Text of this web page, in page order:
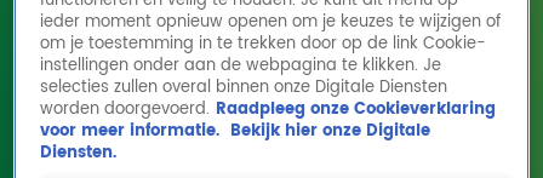
HomeOnline Radio LuisterenActiesShowsAlle zenders
Roddels op de wc? Gijs luisterde per ongeluk
Gidi Markuszower af!
4 mrt 2026, 11:52
ieder moment opnieuw openen om je keuzes te wijzigen of
om je toestemming in te trekken door op de link Cookie-
instellingen onder aan de webpagina te klikken. Je
selecties zullen overal binnen onze Digitale Diensten
worden doorgevoerd. Raadpleeg onze Cookieverklaring
voor meer informatie. Bekijk hier onze Digitale
Diensten.